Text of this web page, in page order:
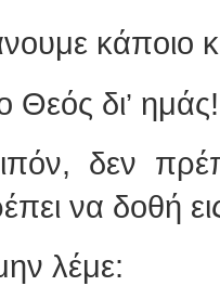
κάποιο
Θεός δι’ ημάς!
δεν
να δοθή
λέμε: